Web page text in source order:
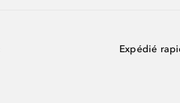
Expédié